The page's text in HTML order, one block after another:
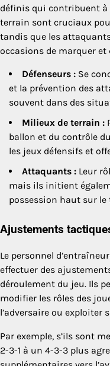
définis qui contribuent à
terrain sont cruciaux
tandis que les
occasions de marquer et
Défenseurs : Se
et la prévention des
souvent dans des
Milieux de terrain :
ballon et du contrôle
les jeux défensifs et
Attaquants : Leur
mais ils initient
possession haut sur le
Ajustements
Le personnel
effectuer des
déroulement du jeu. Ils
modifier les rôles des
l’adversaire ou exploiter
Par exemple, s’ils sont
2-3-1 à un 4-3-3 plus